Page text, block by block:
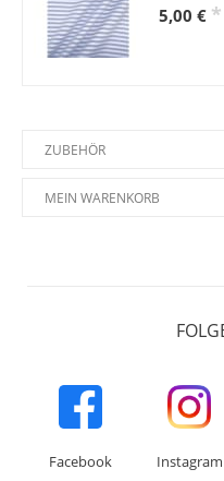
5,00 € *
ZUBEHÖR
MEIN WARENKORB
Facebook Instagram